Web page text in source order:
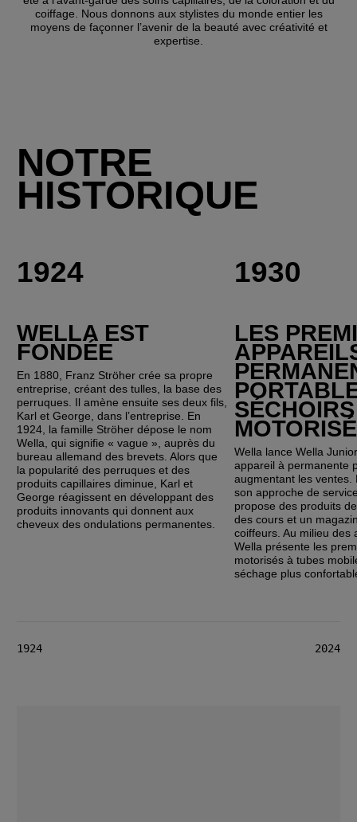
coiffage. Nous donnons aux stylistes du monde entier les
moyens de façonner l’avenir de la beauté avec créativité et
expertise.
NOTRE
HISTORIQUE
1924
WELLA EST
FONDÉE
En 1880, Franz Ströher crée sa propre
entreprise, créant des tulles, la base des
perruques. Il amène ensuite ses deux fils,
Karl et George, dans l’entreprise. En
1924, la famille Ströher dépose le nom
Wella, qui signifie « vague », auprès du
bureau allemand des brevets. Alors que
la popularité des perruques et des
produits capillaires diminue, Karl et
George réagissent en développant des
produits innovants qui donnent aux
cheveux des ondulations permanentes.
1930
LES
SÉCHOIRS
Wella lance Wella
appareil à permanente
augmentant les ventes.
son approche de
propose des produits
des cours et un
coiffeurs. Au milieu des
Wella présente les
motorisés à tubes
séchage plus
1924 2024